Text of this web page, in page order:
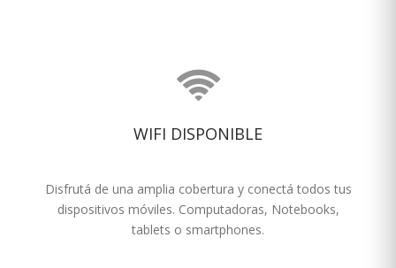
WIFI DISPONIBLE
Disfrutá de una amplia cobertura y conectá todos tus
dispositivos móviles. Computadoras, Notebooks,
tablets o smartphones.